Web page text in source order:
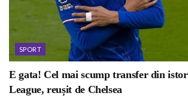
SPORT
E gata! Cel mai scump transfer din
League, reușit de Chelsea